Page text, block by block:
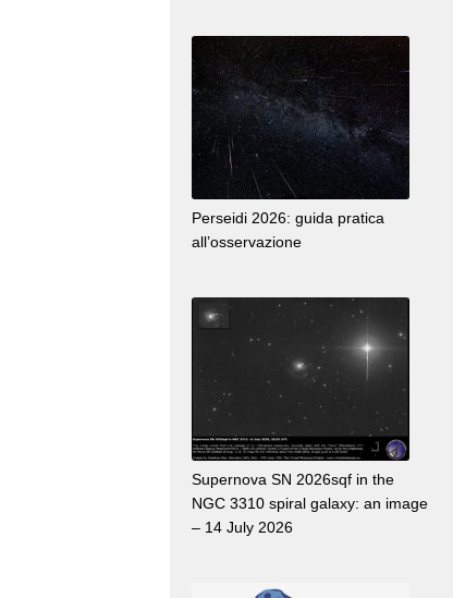
Perseidi 2026: guida pratica
all’osservazione
Supernova SN 2026sqf in the
NGC 3310 spiral galaxy: an image
– 14 July 2026